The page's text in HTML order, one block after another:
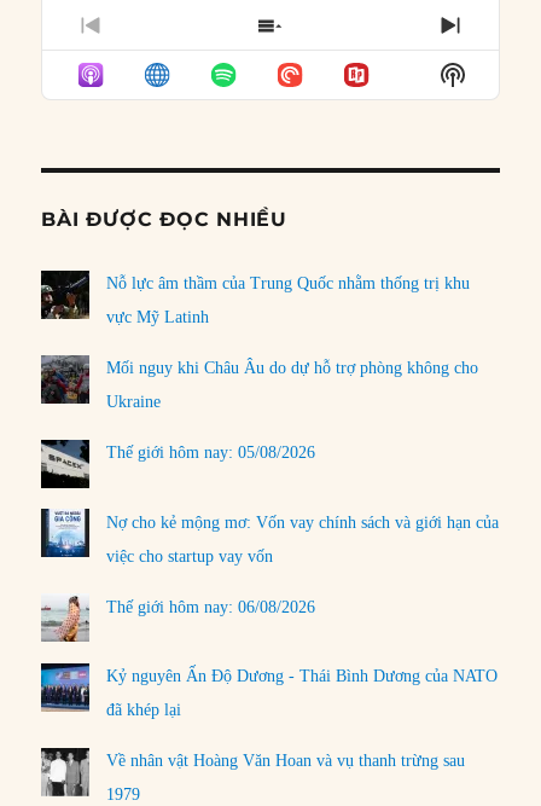
PREVIOUS
EPISODE
SHOW
EPISODES
LIST
NEXT
Show
Podcast
BÀI ĐƯỢC ĐỌC NHIỀU
Nỗ lực âm thầm của Trung Quốc nhằm thống trị khu
vực Mỹ Latinh
Mối nguy khi Châu Âu do dự hỗ trợ phòng không cho
Ukraine
Thế giới hôm nay: 05/08/2026
Nợ cho kẻ mộng mơ: Vốn vay chính sách và giới hạn của
việc cho startup vay vốn
Thế giới hôm nay: 06/08/2026
Kỷ nguyên Ấn Độ Dương - Thái Bình Dương của NATO
đã khép lại
Về nhân vật Hoàng Văn Hoan và vụ thanh trừng sau
1979